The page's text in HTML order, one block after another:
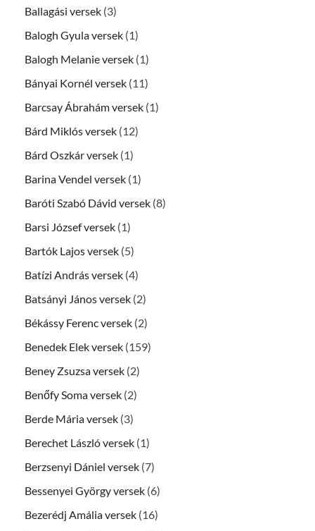
Ballagási versek (3)
Balogh Gyula versek (1)
Balogh Melanie versek (1)
Bányai Kornél versek (11)
Barcsay Ábrahám versek (1)
Bárd Miklós versek (12)
Bárd Oszkár versek (1)
Barina Vendel versek (1)
Baróti Szabó Dávid versek (8)
Barsi József versek (1)
Bartók Lajos versek (5)
Batízi András versek (4)
Batsányi János versek (2)
Békássy Ferenc versek (2)
Benedek Elek versek (159)
Beney Zsuzsa versek (2)
Benőfy Soma versek (2)
Berde Mária versek (3)
Berechet László versek (1)
Berzsenyi Dániel versek (7)
Bessenyei György versek (6)
Bezerédj Amália versek (16)